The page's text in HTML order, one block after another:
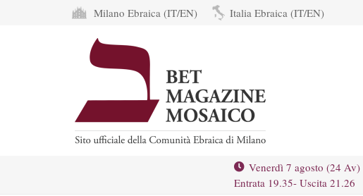
Milano Ebraica (IT/EN) Italia Ebraica (IT/EN)
Venerdì 7 agosto (24 Av)
Entrata 19.35- Uscita 21.26